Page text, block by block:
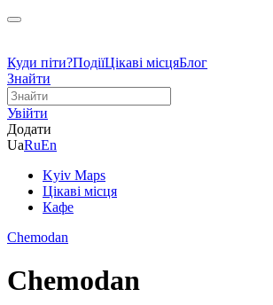
Куди піти?ПодіїЦікаві місцяБлог
Знайти
Увійти
Додати
UaRuEn
Kyiv Maps
Цікаві місця
Кафе
Chemodan
Chemodan